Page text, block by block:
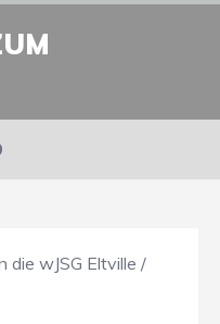
die wJSG Eltville /